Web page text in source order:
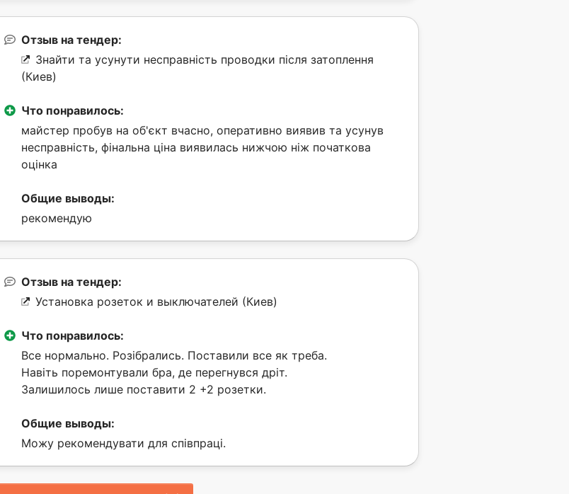
Отзыв на тендер:
Знайти та усунути несправність проводки після затоплення
(Киев)
Что понравилось:
майстер пробув на об'єкт вчасно, оперативно виявив та усунув
несправність, фінальна ціна виявилась нижчою ніж початкова
оцінка
Общие выводы:
рекомендую
Отзыв на тендер:
Установка розеток и выключателей (Киев)
Что понравилось:
Все нормально. Розібрались. Поставили все як треба.
Навіть поремонтували бра, де перегнувся дріт.
Залишилось лише поставити 2 +2 розетки.
Общие выводы:
Можу рекомендувати для співпраці.